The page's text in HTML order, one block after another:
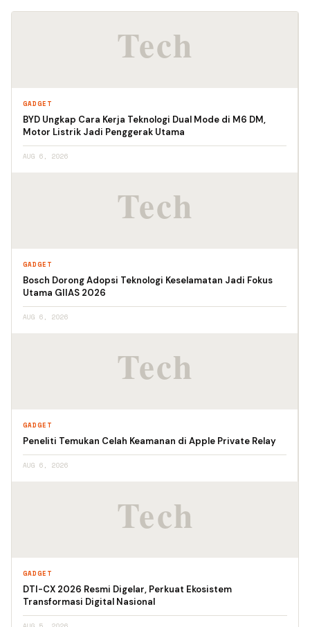
GADGET
BYD Ungkap Cara Kerja Teknologi Dual Mode di M6 DM,
Motor Listrik Jadi Penggerak Utama
AUG 6, 2026
GADGET
Bosch Dorong Adopsi Teknologi Keselamatan Jadi Fokus
Utama GIIAS 2026
AUG 6, 2026
GADGET
Peneliti Temukan Celah Keamanan di Apple Private Relay
AUG 6, 2026
GADGET
DTI-CX 2026 Resmi Digelar, Perkuat Ekosistem
Transformasi Digital Nasional